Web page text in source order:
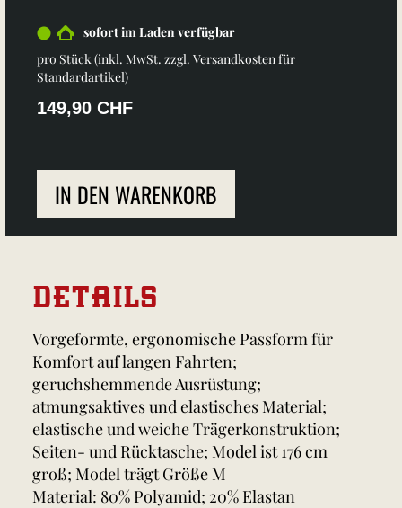
sofort im Laden verfügbar
pro Stück (inkl. MwSt. zzgl. Versandkosten für
Standardartikel)
149,90 CHF
IN DEN WARENKORB
DETAILS
Vorgeformte, ergonomische Passform für
Komfort auf langen Fahrten;
geruchshemmende Ausrüstung;
atmungsaktives und elastisches Material;
elastische und weiche Trägerkonstruktion;
Seiten- und Rücktasche; Model ist 176 cm
groß; Model trägt Größe M
Material: 80% Polyamid; 20% Elastan